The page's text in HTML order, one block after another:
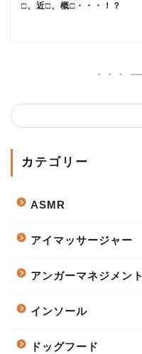
□、近□、概□・・・！？
カテゴリー
ASMR
アイマッサージャー
アンガーマネジメント
インソール
ドッグフード